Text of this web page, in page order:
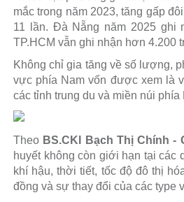
mắc trong năm 2023, tăng gấp
11 lần. Đà Nẵng năm 2025 ghi
TP.HCM vẫn ghi nhận hơn 4.200
Không chỉ gia tăng về số lượng,
vực phía Nam vốn được xem là
các tỉnh trung du và miền núi
Theo BS.CKI Bạch Thị Chính -
huyết không còn giới hạn tại các
khí hậu, thời tiết, tốc độ đô thị
đồng và sự thay đổi của các type